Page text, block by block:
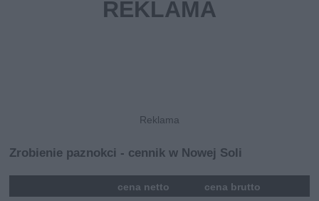
Zrobienie paznokci - cennik w Nowej Soli
cena netto cena brutto